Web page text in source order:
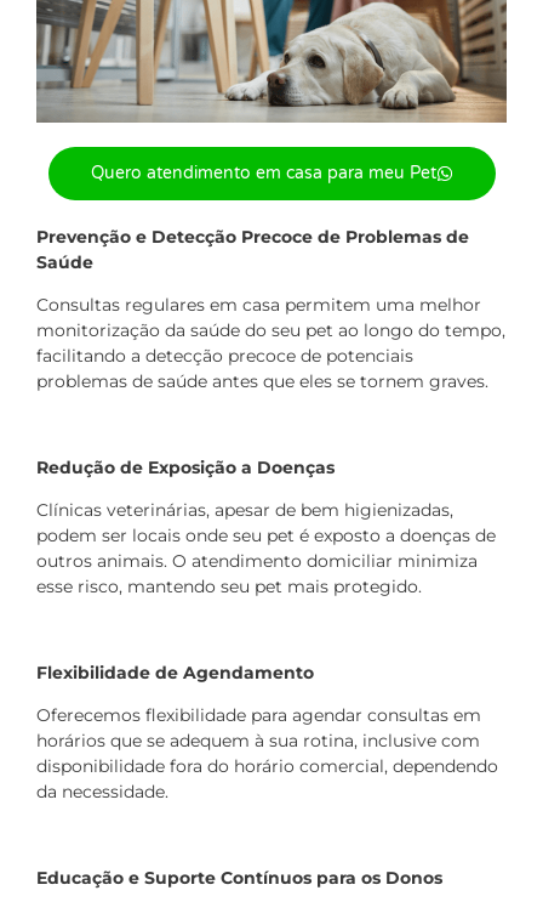
Quero atendimento em casa para meu Pet
Prevenção e Detecção Precoce de Problemas de
Saúde
Consultas regulares em casa permitem uma melhor
monitorização da saúde do seu pet ao longo do tempo,
facilitando a detecção precoce de potenciais
problemas de saúde antes que eles se tornem graves.
Redução de Exposição a Doenças
Clínicas veterinárias, apesar de bem higienizadas,
podem ser locais onde seu pet é exposto a doenças de
outros animais. O atendimento domiciliar minimiza
esse risco, mantendo seu pet mais protegido.
Flexibilidade de Agendamento
Oferecemos flexibilidade para agendar consultas em
horários que se adequem à sua rotina, inclusive com
disponibilidade fora do horário comercial, dependendo
da necessidade.
Educação e Suporte Contínuos para os Donos